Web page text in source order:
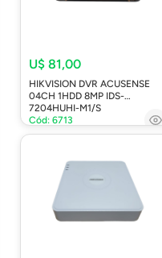
U$ 81,00
HIKVISION DVR ACUSENSE
04CH 1HDD 8MP IDS-
7204HUHI-M1/S
Cód: 6713